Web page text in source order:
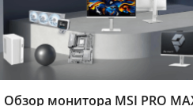
Обзор монитора MSI PRO